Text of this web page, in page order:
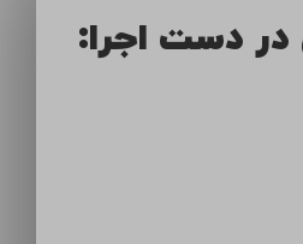
در دست اجرا: